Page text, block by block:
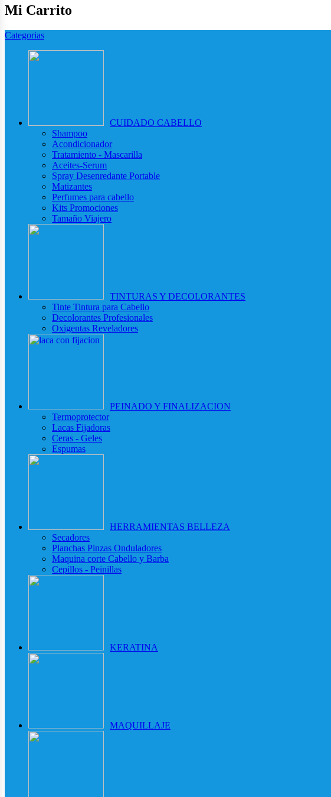
Mi Carrito
Categorias
CUIDADO CABELLO
Shampoo
Acondicionador
Tratamiento - Mascarilla
Aceites-Serum
Spray Desenredante Portable
Matizantes
Perfumes para cabello
Kits Promociones
Tamaño Viajero
TINTURAS Y DECOLORANTES
Tinte Tintura para Cabello
Decolorantes Profesionales
Oxigentas Reveladores
PEINADO Y FINALIZACION
Termoprotector
Lacas Fijadoras
Ceras - Geles
Espumas
HERRAMIENTAS BELLEZA
Secadores
Planchas Pinzas Onduladores
Maquina corte Cabello y Barba
Cepillos - Peinillas
KERATINA
MAQUILLAJE